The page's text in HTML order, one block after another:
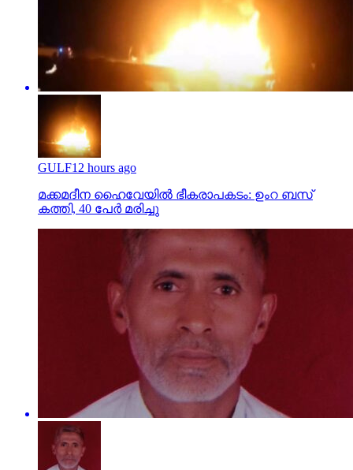
GULF12 hours ago
മക്കമദീന ഹൈവേയില്‍ ഭീകരാപകടം: ഉംറ ബസ്
കത്തി, 40 പേര്‍ മരിച്ചു